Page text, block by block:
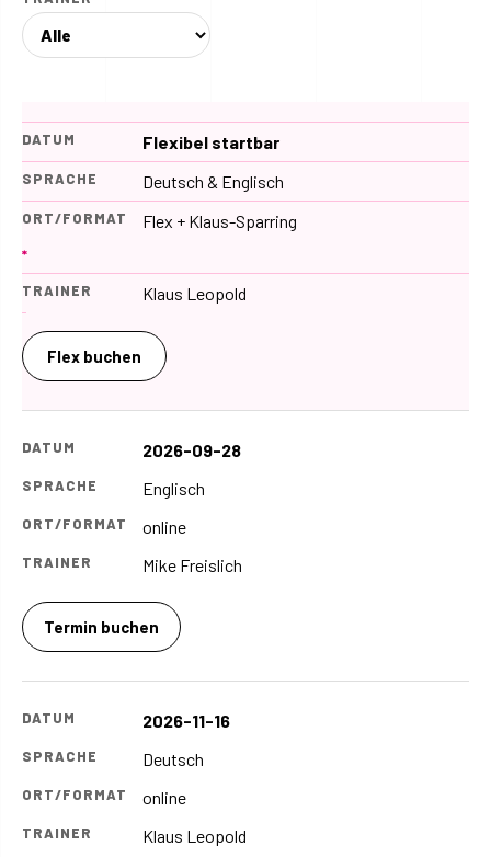
Flexibel startbar
Deutsch & Englisch
Flex + Klaus-Sparring
*
Klaus Leopold
Flex buchen
2026-09-28
Englisch
online
Mike Freislich
Termin buchen
2026-11-16
Deutsch
online
Klaus Leopold